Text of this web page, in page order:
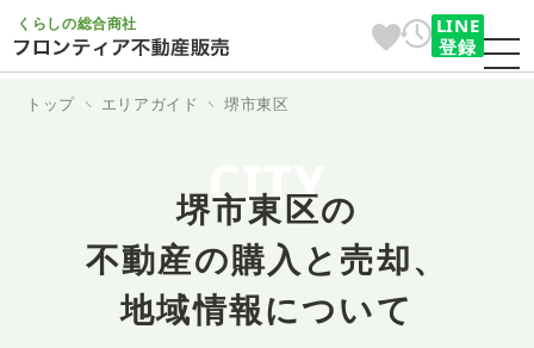
くらしの総合商社
LINE
登録
トップ エリアガイド 堺市東区
CITY
堺市東区の
不動産の購入と売却、
地域情報について